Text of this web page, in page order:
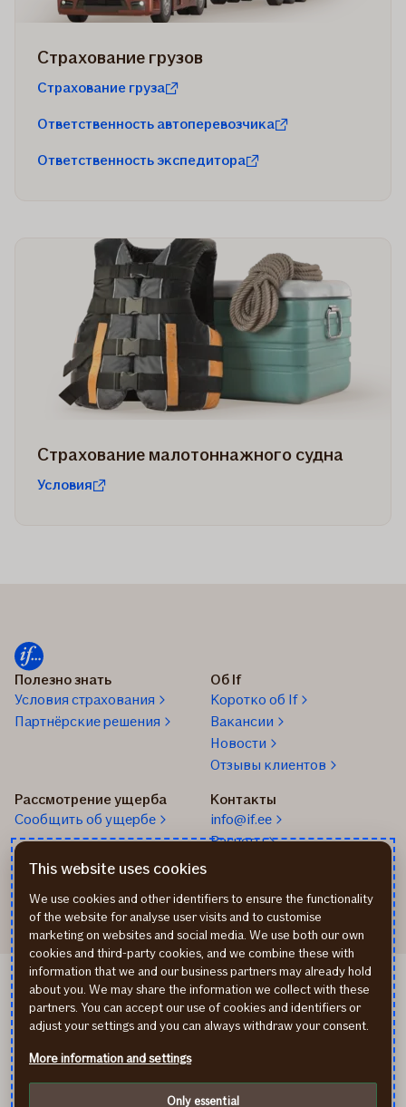
Страхование грузов
Страхование груза
Ответственность автоперевозчика
Ответственность экспедитора
Страхование малотоннажного судна
Условия
Полезно знать
Условия страхования
Партнёрские решения
Об If
Коротко об If
Вакансии
Новости
Отзывы клиентов
Рассмотрение ущерба
Cообщить об ущербе
Контакты
info@if.ee
Расчеты
Cookie-файлы (cookies)
Обработка личных данных
In English
facebook
youtube
Bы находитесь на домашней страничке предприятия,
This website uses cookies
We use cookies and other identifiers to ensure the functionality
of the website for analyse user visits and to customise
marketing on websites and social media. We use both our own
cookies and third-party cookies, and we combine these with
information that we and our business partners may already hold
about you. We may share the information we collect with these
partners. You can accept our use of cookies and identifiers or
adjust your settings and you can always withdraw your consent.
More information and settings
Only essential